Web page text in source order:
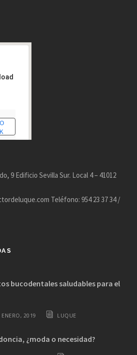
O
K
9 Edificio Sevilla Sur. Local 4 – 41012
Teléfono: 954 23 37 34 /
bucodentales saludables para el
ENERO, 2019 LUQUE
¿moda o necesidad?